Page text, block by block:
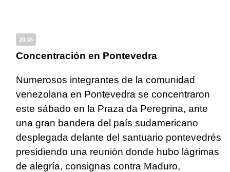
20.45
Concentración en Pontevedra
Numerosos integrantes de la comunidad
venezolana en Pontevedra se concentraron
este sábado en la Praza da Peregrina, ante
una gran bandera del país sudamericano
desplegada delante del santuario pontevedrés
presidiendo una reunión donde hubo lágrimas
de alegría, consignas contra Maduro,